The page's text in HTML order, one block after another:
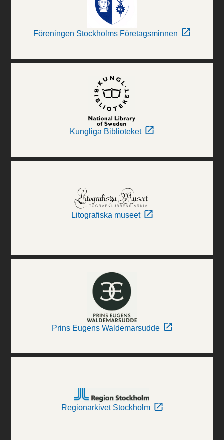
Föreningen Stockholms Företagsminnen
Kungliga Biblioteket
Litografiska museet
Prins Eugens Waldemarsudde
Regionarkivet Stockholm